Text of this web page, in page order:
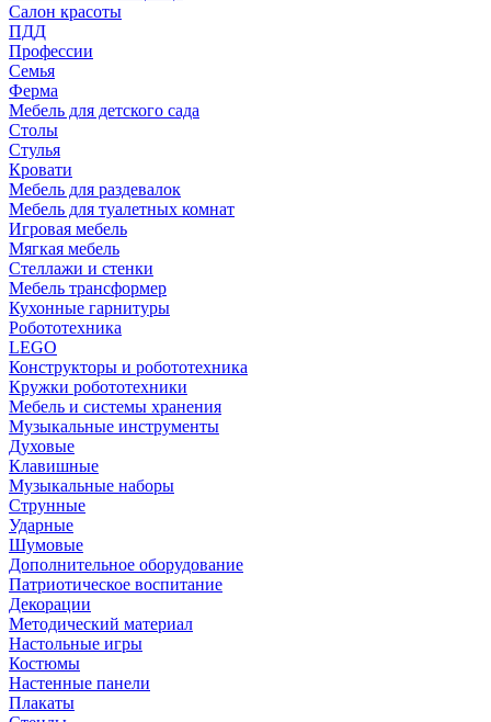
Салон красоты
ПДД
Профессии
Семья
Ферма
Мебель для детского сада
Столы
Cтулья
Кровати
Мебель для раздевалок
Мебель для туалетных комнат
Игровая мебель
Мягкая мебель
Стеллажи и стенки
Мебель трансформер
Кухонные гарнитуры
Робототехника
LEGO
Конструкторы и робототехника
Кружки робототехники
Мебель и системы хранения
Музыкальные инструменты
Духовые
Клавишные
Музыкальные наборы
Струнные
Ударные
Шумовые
Дополнительное оборудование
Патриотическое воспитание
Декорации
Методический материал
Настольные игры
Костюмы
Настенные панели
Плакаты